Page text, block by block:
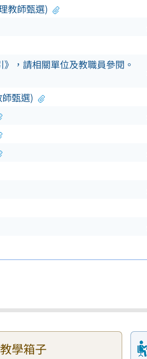
教師甄選)
，請相關單位及教職員參閱。
甄選)
教學箱子